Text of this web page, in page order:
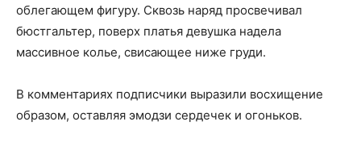
облегающем фигуру. Сквозь наряд просвечивал
бюстгальтер, поверх платья девушка надела
массивное колье, свисающее ниже груди.
В комментариях подписчики выразили восхищение
образом, оставляя эмодзи сердечек и огоньков.